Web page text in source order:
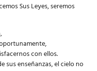
Sus Leyes, seremos
con ellos.
sus enseñanzas, el cielo no